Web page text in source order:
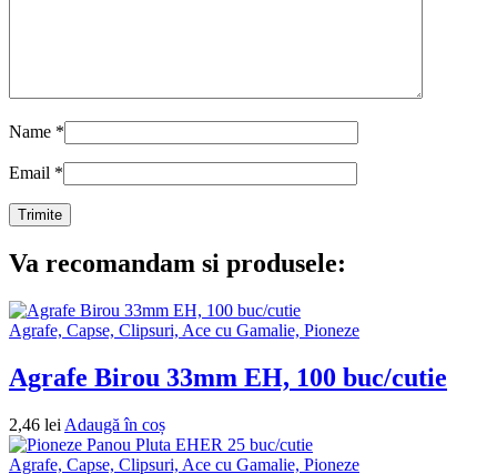
Name *
Email *
Va recomandam si produsele:
Agrafe, Capse, Clipsuri, Ace cu Gamalie, Pioneze
Agrafe Birou 33mm EH, 100 buc/cutie
2,46 lei Adaugă în coș
Agrafe, Capse, Clipsuri, Ace cu Gamalie, Pioneze